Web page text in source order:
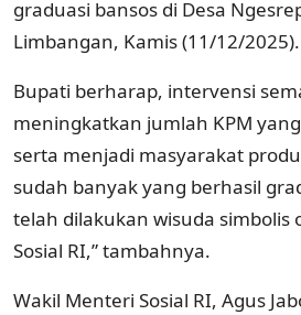
graduasi bansos di Desa
Limbangan, Kamis (11/12/2025).
Bupati berharap, intervensi
meningkatkan jumlah KPM
serta menjadi masyarakat
sudah banyak yang berhasil
telah dilakukan wisuda simbolis
Sosial RI,” tambahnya.
Wakil Menteri Sosial RI, Agus